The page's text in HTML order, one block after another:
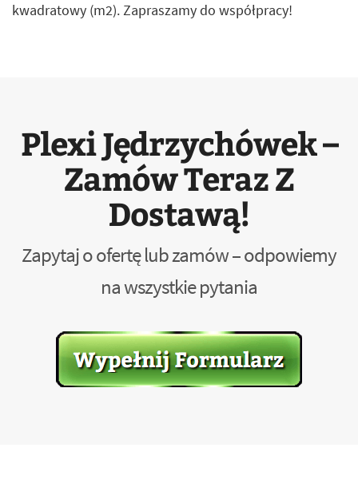
kwadratowy (m2). Zapraszamy do współpracy!
Plexi Jędrzychówek –
Zamów Teraz Z
Dostawą!
Zapytaj o ofertę lub zamów – odpowiemy
na wszystkie pytania